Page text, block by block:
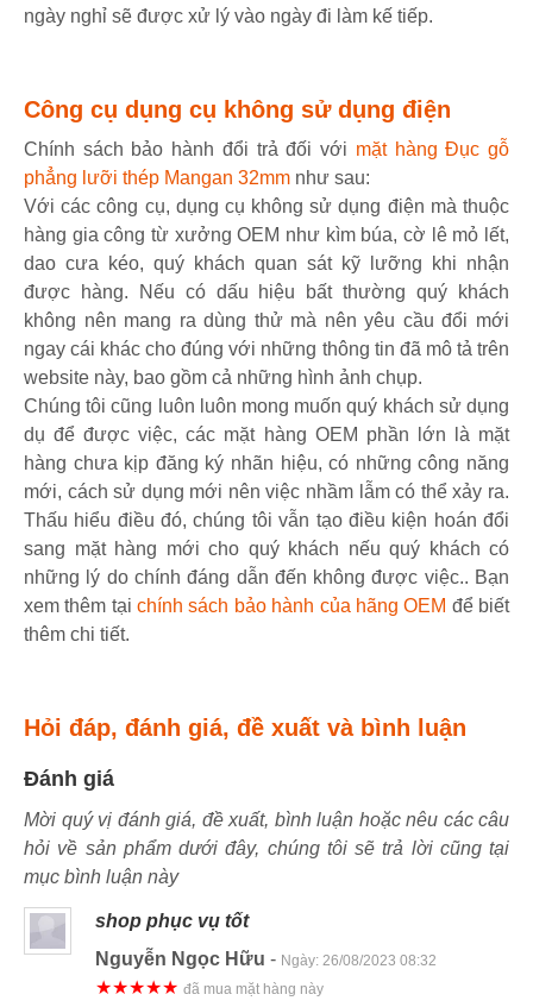
ngày nghỉ sẽ được xử lý vào ngày đi làm kế tiếp.
Công cụ dụng cụ không sử dụng điện
Chính sách bảo hành đổi trả đối với mặt hàng Đục gỗ
phẳng lưỡi thép Mangan 32mm như sau:
Với các công cụ, dụng cụ không sử dụng điện mà thuộc
hàng gia công từ xưởng OEM như kìm búa, cờ lê mỏ lết,
dao cưa kéo, quý khách quan sát kỹ lưỡng khi nhận
được hàng. Nếu có dấu hiệu bất thường quý khách
không nên mang ra dùng thử mà nên yêu cầu đổi mới
ngay cái khác cho đúng với những thông tin đã mô tả trên
website này, bao gồm cả những hình ảnh chụp.
Chúng tôi cũng luôn luôn mong muốn quý khách sử dụng
dụ để được việc, các mặt hàng OEM phần lớn là mặt
hàng chưa kịp đăng ký nhãn hiệu, có những công năng
mới, cách sử dụng mới nên việc nhầm lẫm có thể xảy ra.
Thấu hiểu điều đó, chúng tôi vẫn tạo điều kiện hoán đổi
sang mặt hàng mới cho quý khách nếu quý khách có
những lý do chính đáng dẫn đến không được việc.. Bạn
xem thêm tạichính sách bảo hành của hãng OEM để biết
thêm chi tiết.
Hỏi đáp, đánh giá, đề xuất và bình luận
Đánh giá
Mời quý vị đánh giá, đề xuất, bình luận hoặc nêu các câu
hỏi về sản phẩm dưới đây, chúng tôi sẽ trả lời cũng tại
mục bình luận này
shop phục vụ tốt
Nguyễn Ngọc Hữu - Ngày: 26/08/2023 08:32
★★★★★ đã mua mặt hàng này